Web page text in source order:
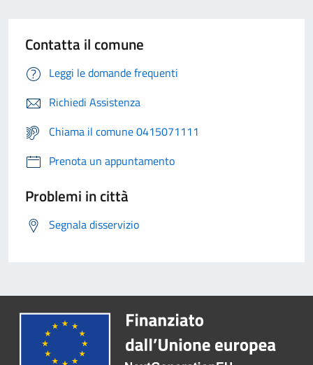
Contatta il comune
Leggi le domande frequenti
Richiedi Assistenza
Chiama il comune 0415071111
Prenota un appuntamento
Problemi in città
Segnala disservizio